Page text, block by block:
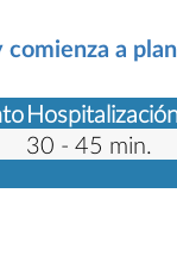
comienza a
30 - 45 min.